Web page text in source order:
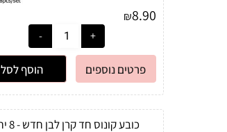
₪8.90
פרטים נוספים הוסף לסל
כובע קונוס חד קרן לבן חדש - 8 יח'